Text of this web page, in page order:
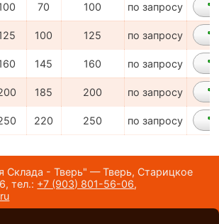
70 100 по запросу
100 125 по запросу
145 160 по запросу
185 200 по запросу
220 250 по запросу
Склада - Тверь" — Тверь, Старицкое
тел.: +7 (903) 801-56-06,